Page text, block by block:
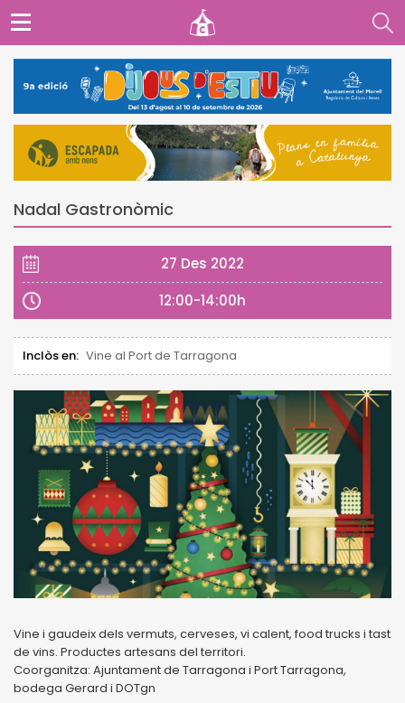
Nadal Gastronòmic
27 Des 2022
12:00-14:00h
Inclòs en: Vine al Port de Tarragona
Vine i gaudeix dels vermuts, cerveses, vi calent, food trucks i tast
de vins. Productes artesans del territori.
Coorganitza: Ajuntament de Tarragona i Port Tarragona,
bodega Gerard i DOTgn